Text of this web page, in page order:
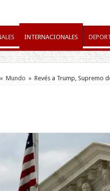
INTERNACIONALES
» Mundo » Revés a Trump, Supremo